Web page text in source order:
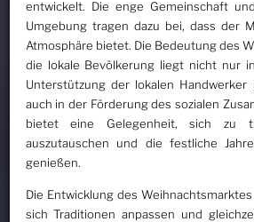
entwickelt. Die enge Gemeinschaft
Umgebung tragen dazu bei, dass der
Atmosphäre bietet. Die Bedeutung des
die lokale Bevölkerung liegt nicht nur
Unterstützung der lokalen Handwerker
auch in der Förderung des sozialen
bietet eine Gelegenheit, sich zu
auszutauschen und die festliche
genießen.
Die Entwicklung des
sich Traditionen anpassen und